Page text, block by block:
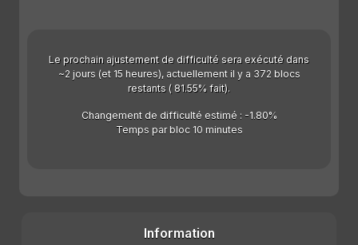
Le prochain ajustement de difficulté sera exécuté dans
~2 jours (et 15 heures), actuellement il y a 372 blocs
restants ( 81.55% fait).
Changement de difficulté estimé : -1.80%
Temps par bloc 10 minutes
Information